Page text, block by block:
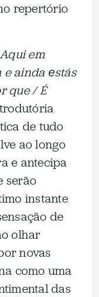
repertório
em
e ainda еstás
que / É
de tudo
ao longo
e antecipa
serão
instante
de
olhar
novas
como uma
das